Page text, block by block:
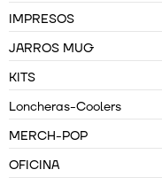
IMPRESOS
JARROS MUG
KITS
Loncheras-Coolers
MERCH-POP
OFICINA